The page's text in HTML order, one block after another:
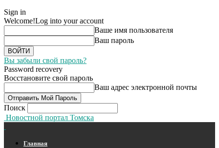
Sign in
Welcome!Log into your account
Ваше имя пользователя
Ваш пароль
Вы забыли свой пароль?
Password recovery
Восстановите свой пароль
Ваш адрес электронной почты
Поиск
Новостной портал Томска
Главная